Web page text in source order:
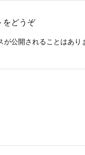
をどうぞ
が公開されることはあり